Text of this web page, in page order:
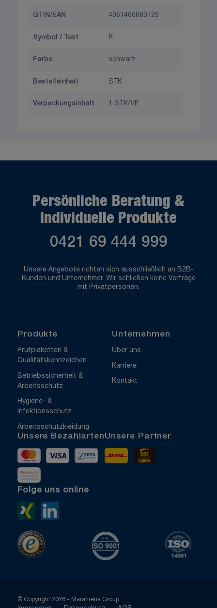
GTIN/EAN 4061466083729
Symbol / Text R
Farbe schwarz
Bestelleinheit STK
Verpackungsinhalt 1 STK/VE
Persönliche Beratung &
Individuelle Produkte
0421 69 444 999
Unsere Angebote richten sich ausschließlich an B2B-
Kunden und Unternehmer. Wir schließen keine Verträge
mit Privatpersonen.
Produkte
Prüfplaketten &
Qualitätskennzeichen
Betriebssicherheit &
Arbeitsschutz
Hygiene- &
Infektionsschutz
Arbeitsschutzkleidung
Unternehmen
Über uns
Karriere
Kontakt
Unsere Bezahlarten
MastercardVisa Vorkasse
Rechnung
Unsere Partner
DHL
Folge uns online
Xing>
ISO 9001 zertifiziert
© Copyright 2026 - Marahrens Group